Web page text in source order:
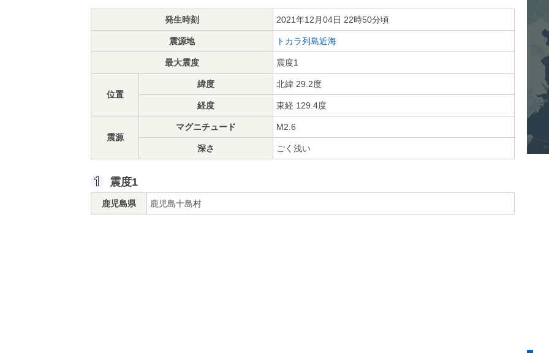
発生時刻 2021年12月04日 22時50分頃
震源地 トカラ列島近海
最大震度 震度1
位置
緯度 北緯 29.2度
経度 東経 129.4度
震源
マグニチュード M2.6
深さ ごく浅い
震度1
鹿児島県 鹿児島十島村